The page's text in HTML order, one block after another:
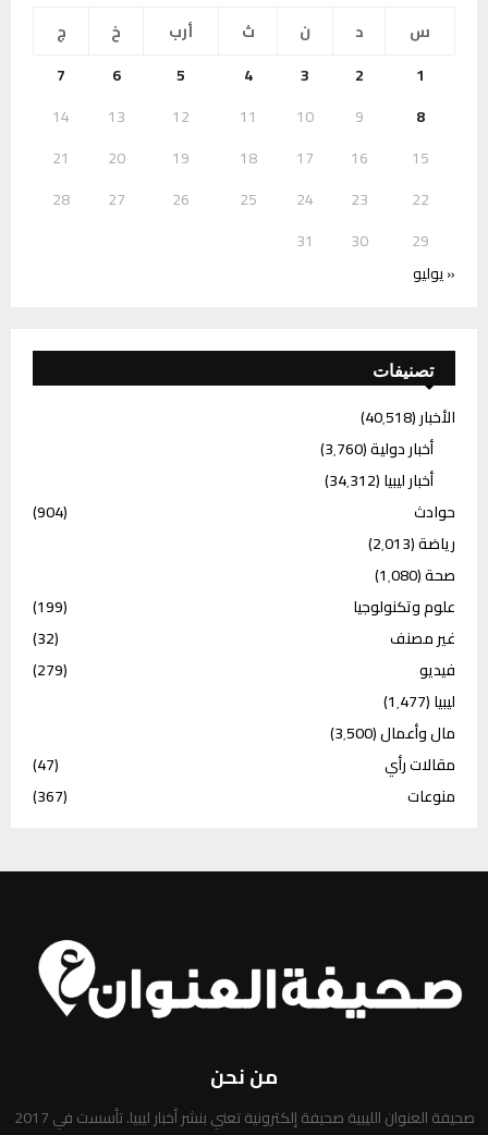
س
د ن ث أرب خ
ج
1
2
3
4
5
6
7
8
9
10
11
12
13
14
15
16
17
18
19
20
21
22
23
24
25
26
27
28
29
30
31
« يوليو
تصنيفات
الأخبار(40٬518)
أخبار دولية(3٬760)
أخبار ليبيا(34٬312)
حوادث
(904)
رياضة(2٬013)
صحة(1٬080)
علوم وتكنولوجيا
(199)
غير مصنف
(32)
فيديو
(279)
ليبيا(1٬477)
مال وأعمال(3٬500)
مقالات رأي
(47)
منوعات
(367)
من نحن
صحيفة العنوان الليبية صحيفة إلكترونية تعني بنشر أخبار ليبيا. تأسست في 2017